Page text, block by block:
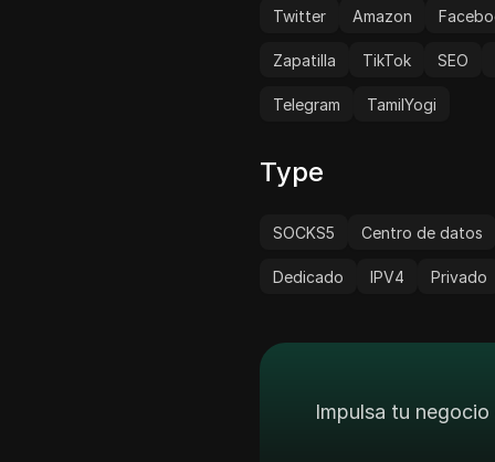
Twitter Amazon
Zapatilla TikTok SEO
Telegram TamilYogi
Type
SOCKS5 Centro de datos
Dedicado IPV4 Privado
Impulsa tu